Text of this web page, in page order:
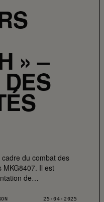
» –
du combat des
MKG8407. Il est
de…
25·04·2025